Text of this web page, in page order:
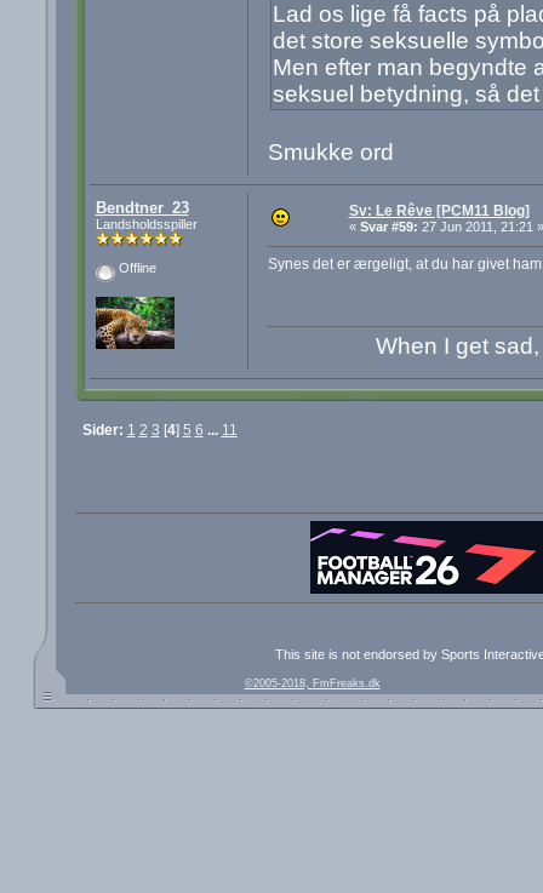
Lad os lige få facts på
det store seksuelle
Men efter man begyndte
seksuel betydning, så
Smukke ord
Bendtner_23
Landsholdsspiller
Offline
Sv: Le Rêve [PCM11 Blog]
« Svar #59: 27 Jun 2011, 21:21 »
Synes det er ærgeligt, at du har givet
When I get
Sider: 1 2 3 [4] 5 6 ... 11
This site is not endorsed by Sports
©2005-2018, FmFreaks.dk